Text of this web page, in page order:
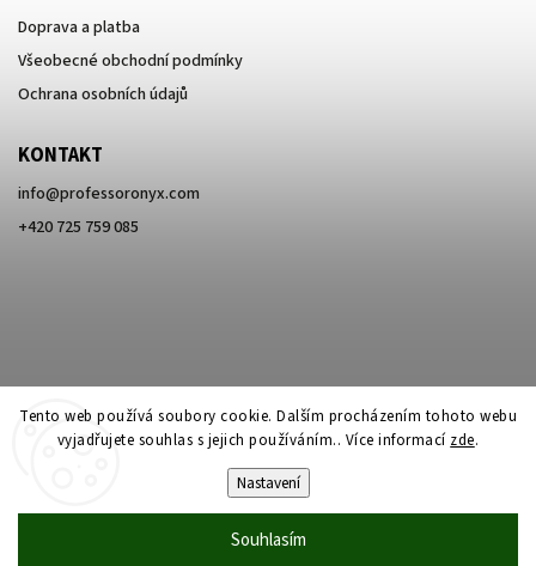
Tento web používá soubory cookie. Dalším procházením tohoto webu
vyjadřujete souhlas s jejich používáním.. Více informací zde.
Nastavení
Souhlasím
Doprava a platba
Všeobecné obchodní podmínky
Ochrana osobních údajů
KONTAKT
info@professoronyx.com
+420 725 759 085
Professor Onyx. Všechna práva vyhrazena.